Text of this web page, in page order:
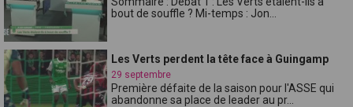
bout de souffle ? Mi-temps : Jon...
Les Verts perdent la tête face à Guingamp
29 septembre
Première défaite de la saison pour l'ASSE qui
abandonne sa place de leader au pr...